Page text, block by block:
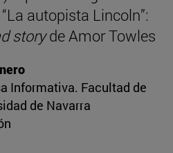
autopista Lincoln”:
storyde Amor Towles
Informativa. Facultad de
de Navarra